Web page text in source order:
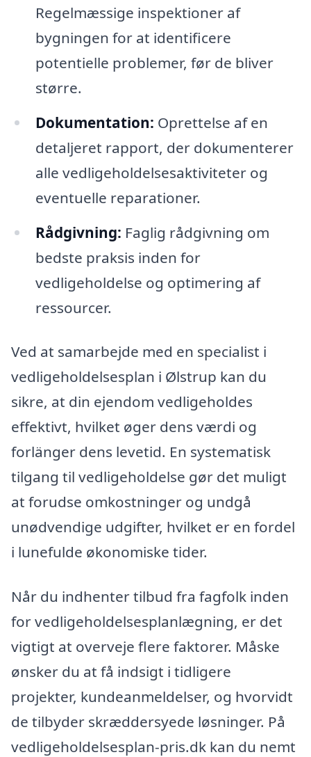
Regelmæssige inspektioner af
bygningen for at identificere
potentielle problemer, før de bliver
større.
Dokumentation: Oprettelse af en
detaljeret rapport, der dokumenterer
alle vedligeholdelsesaktiviteter og
eventuelle reparationer.
Rådgivning: Faglig rådgivning om
bedste praksis inden for
vedligeholdelse og optimering af
ressourcer.
Ved at samarbejde med en specialist i
vedligeholdelsesplan i Ølstrup kan du
sikre, at din ejendom vedligeholdes
effektivt, hvilket øger dens værdi og
forlänger dens levetid. En systematisk
tilgang til vedligeholdelse gør det muligt
at forudse omkostninger og undgå
unødvendige udgifter, hvilket er en fordel
i lunefulde økonomiske tider.
Når du indhenter tilbud fra fagfolk inden
for vedligeholdelsesplanlægning, er det
vigtigt at overveje flere faktorer. Måske
ønsker du at få indsigt i tidligere
projekter, kundeanmeldelser, og hvorvidt
de tilbyder skræddersyede løsninger. På
vedligeholdelsesplan-pris.dk kan du nemt